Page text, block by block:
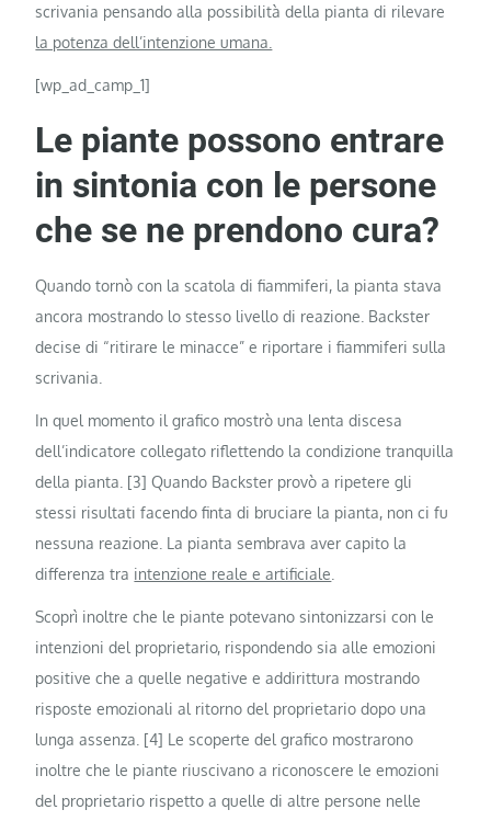
scrivania pensando alla possibilità della pianta di rilevare
la potenza dell’intenzione umana.
[wp_ad_camp_1]
Le piante possono entrare
in sintonia con le persone
che se ne prendono cura?
Quando tornò con la scatola di fiammiferi, la pianta stava
ancora mostrando lo stesso livello di reazione. Backster
decise di “ritirare le minacce” e riportare i fiammiferi sulla
scrivania.
In quel momento il grafico mostrò una lenta discesa
dell’indicatore collegato riflettendo la condizione tranquilla
della pianta. [3] Quando Backster provò a ripetere gli
stessi risultati facendo finta di bruciare la pianta, non ci fu
nessuna reazione. La pianta sembrava aver capito la
differenza tra intenzione reale e artificiale
Scoprì inoltre che le piante potevano sintonizzarsi con le
intenzioni del proprietario, rispondendo sia alle emozioni
positive che a quelle negative e addirittura mostrando
risposte emozionali al ritorno del proprietario dopo una
lunga assenza. [4] Le scoperte del grafico mostrarono
inoltre che le piante riuscivano a riconoscere le emozioni
del proprietario rispetto a quelle di altre persone nelle